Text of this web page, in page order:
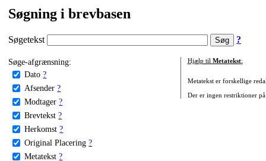
Søgning i brevbasen
Søgetekst ?
Søge-afgrænsning:
Dato ?
Afsender ?
Modtager ?
Brevtekst ?
Herkomst ?
Original Placering ?
Metatekst ?
Hjælp til Metatekst:
Metatekst er forskellige
Der er ingen restriktioner